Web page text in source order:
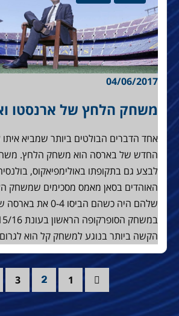
04/06/2017
משחק הלחץ של ארנסטו
אחד הדברים הבולטים ביותר שמביא
החדש של בארסה הוא משחק הלחץ.
לבצע גם בתקופתו באולימפיאקוס,
האוהדים בסאן מאמס מסכימים שמשחק
שלהם היה כשהם הביסו
הקשה ביותר בנוגע למשחק קל הוא
1
2
3